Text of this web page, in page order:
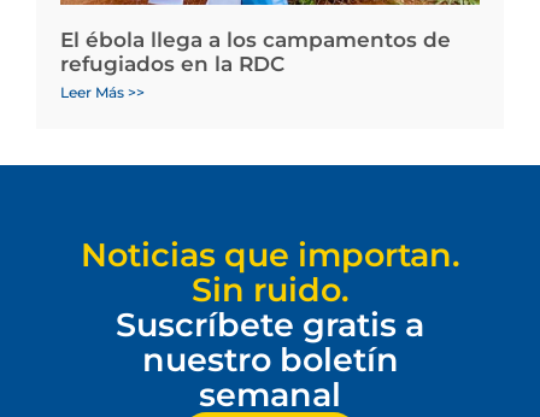
El ébola llega a los campamentos de
refugiados en la RDC
Leer Más >>
Noticias que importan.
Sin ruido.
Suscríbete gratis a
nuestro boletín
semanal